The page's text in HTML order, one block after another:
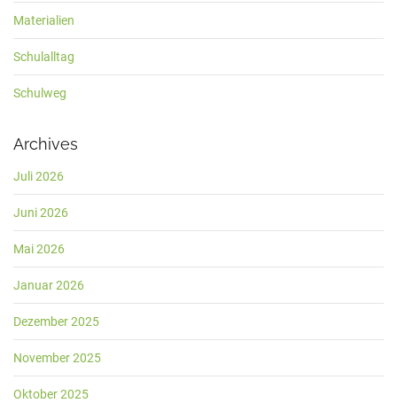
Materialien
Schulalltag
Schulweg
Archives
Juli 2026
Juni 2026
Mai 2026
Januar 2026
Dezember 2025
November 2025
Oktober 2025